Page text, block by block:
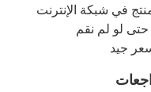
في شبكة الإنترنت
حتى لو لم نقم
جيد